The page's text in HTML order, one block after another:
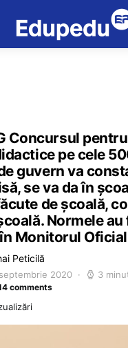
Concursul
pe cele
guvern va
se va da în
de școală,
Normele
Monitorul Oficial
Peticilă
2020 3
comments